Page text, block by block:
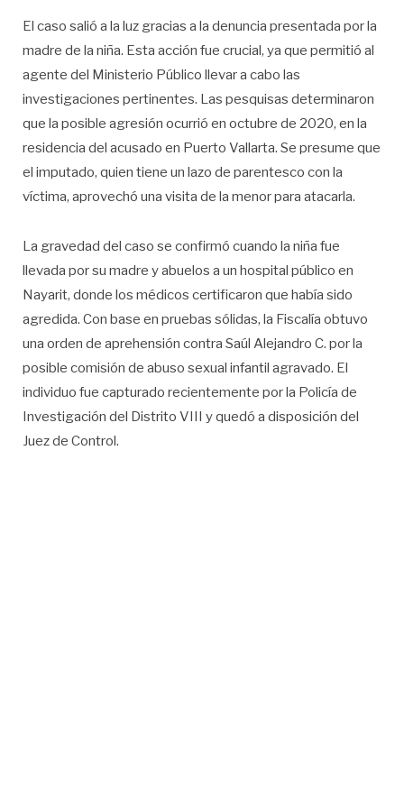
El caso salió a la luz gracias a la denuncia presentada por la
madre de la niña. Esta acción fue crucial, ya que permitió al
agente del Ministerio Público llevar a cabo las
investigaciones pertinentes. Las pesquisas determinaron
que la posible agresión ocurrió en octubre de 2020, en la
residencia del acusado en Puerto Vallarta. Se presume que
el imputado, quien tiene un lazo de parentesco con la
víctima, aprovechó una visita de la menor para atacarla.
La gravedad del caso se confirmó cuando la niña fue
llevada por su madre y abuelos a un hospital público en
Nayarit, donde los médicos certificaron que había sido
agredida. Con base en pruebas sólidas, la Fiscalía obtuvo
una orden de aprehensión contra Saúl Alejandro C. por la
posible comisión de abuso sexual infantil agravado. El
individuo fue capturado recientemente por la Policía de
Investigación del Distrito VIII y quedó a disposición del
Juez de Control.